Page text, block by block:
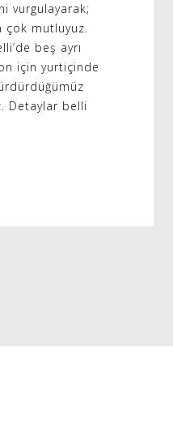
vurgulayarak;
çok mutluyuz.
beş ayrı
için yurtiçinde
Detaylar belli